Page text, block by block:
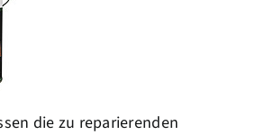
die zu reparierenden